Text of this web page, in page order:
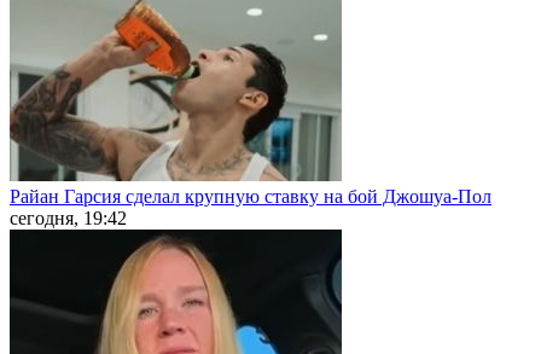
Райан Гарсия сделал крупную ставку на бой Джошуа-Пол
сегодня, 19:42